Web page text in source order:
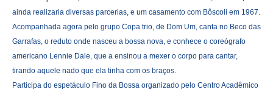
ainda realizaria diversas parcerias, e um casamento com Bôscoli em 1967.
Acompanhada agora pelo grupo Copa trio, de Dom Um, canta no Beco das
Garrafas, o reduto onde nasceu a bossa nova, e conhece o coreógrafo
americano Lennie Dale, que a ensinou a mexer o corpo para cantar,
tirando aquele nado que ela tinha com os braços.
Participa do espetáculo Fino da Bossa organizado pelo Centro Acadêmico